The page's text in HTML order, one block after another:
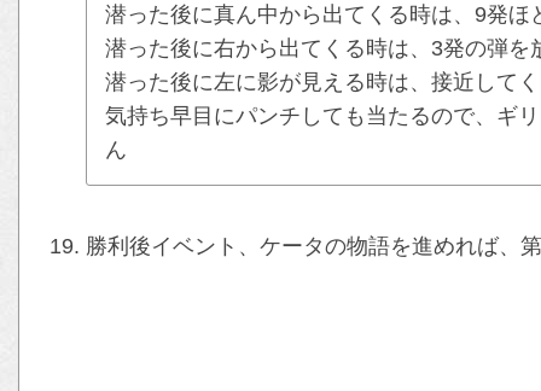
潜った後に真ん中から出てくる時は、9発ほ
潜った後に右から出てくる時は、3発の弾を
潜った後に左に影が見える時は、接近して
気持ち早目にパンチしても当たるので、ギ
ん
勝利後イベント、ケータの物語を進めれば、